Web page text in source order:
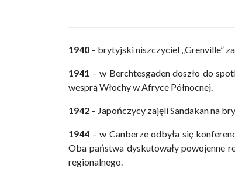
1940 – brytyjski niszczyciel „Grenville”
1941 – w Berchtesgaden doszło do
wesprą Włochy w Afryce Północnej.
1942 – Japończycy zajęli Sandakan na
1944 – w Canberze odbyła się
Oba państwa dyskutowały powojenne
regionalnego.